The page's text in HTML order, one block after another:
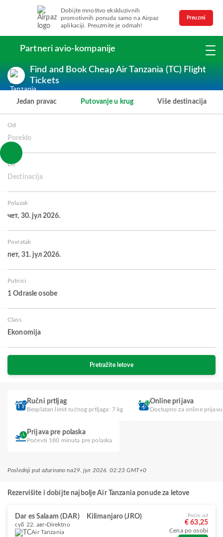
Dobijte mnoštvo ekskluzivnih
promotivnih ponuda samo na Airpaz
aplikaciji. Preuzmite je odmah!
Preuzmi
Partneri avio-kompanije
Find and Book Cheap Air Tanzania (TC) Flight
Tickets
Jedan pravac Putovanje u krug Više destinacija
Od
Poreklo
Do
Destinacija
Polazak
чет, 30. јул 2026.
Povratak
пет, 31. јул 2026.
Putnici
1 Odrasle osobe
Class
Ekonomija
Pretražite letove
Ručni prtljag
Besplatan limit ručnog prtljaga: 7 kg
Online prijava
Dostupno za online prijavu
Prijava pre polaska
Počevši 180 minuta pre polaska
Poslednji put ažurirano na29. јул 2026. 02:23 GMT+0
Rezervišite i dobijte najbolje Air Tanzania ponude za letove
Dar es Salaam (DAR) Kilimanjaro (JRO)
суб 22. авг Direktno
Air Tanzania
Počni od
€ 63,25
Cena po osobi